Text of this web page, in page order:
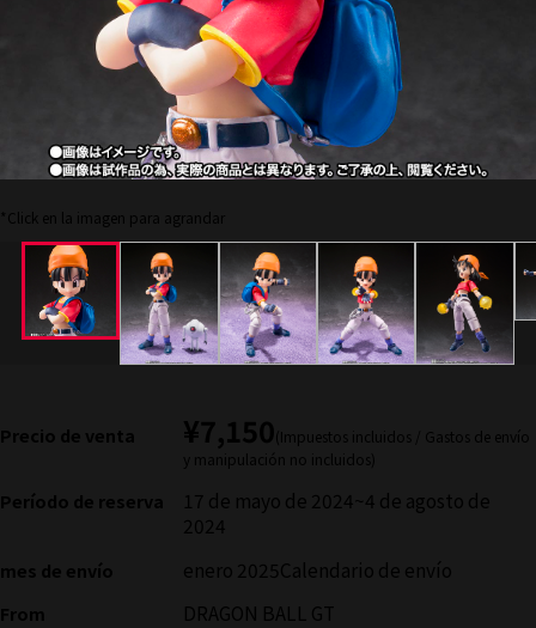
*Click en la imagen para agrandar
Precio de venta ¥7,150(Impuestos incluidos / Gastos de envío
y manipulación no incluidos)
Período de reserva 17 de mayo de 2024~4 de agosto de
2024
mes de envío enero 2025Calendario de envío
From DRAGON BALL GT